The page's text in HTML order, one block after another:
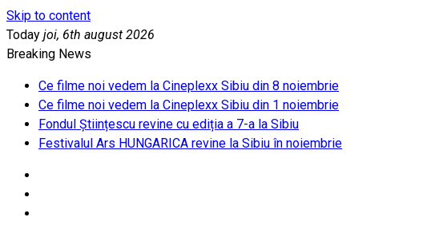
Skip to content
Today joi, 6th august 2026
Breaking News
Ce filme noi vedem la Cineplexx Sibiu din 8 noiembrie
Ce filme noi vedem la Cineplexx Sibiu din 1 noiembrie
Fondul Științescu revine cu ediția a 7-a la Sibiu
Festivalul Ars HUNGARICA revine la Sibiu în noiembrie